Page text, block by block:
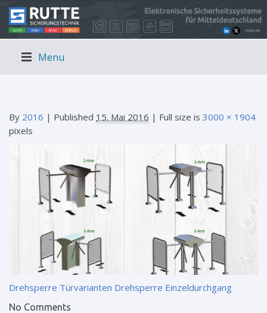
Menu
By 2016 | Published 15. Mai 2016 | Full size is 3000 × 1904
pixels
Drehsperre Türvarianten Drehsperre Einzeldurchgang
No Comments